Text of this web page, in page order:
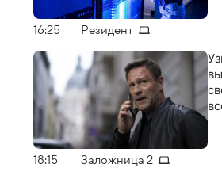
16:25 Резидент
18:15 Заложница 2